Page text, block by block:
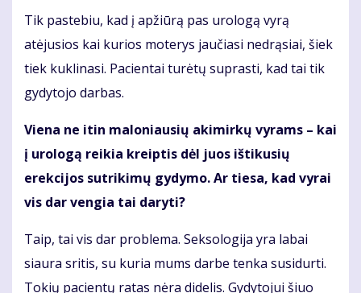
Tik pastebiu, kad į apžiūrą pas urologą vyrą
atėjusios kai kurios moterys jaučiasi nedrąsiai, šiek
tiek kuklinasi. Pacientai turėtų suprasti, kad tai tik
gydytojo darbas.
Viena ne itin maloniausių akimirkų vyrams – kai
į urologą reikia kreiptis dėl juos ištikusių
erekcijos sutrikimų gydymo. Ar tiesa, kad vyrai
vis dar vengia tai daryti?
Taip, tai vis dar problema. Seksologija yra labai
siaura sritis, su kuria mums darbe tenka susidurti.
Tokių pacientų ratas nėra didelis. Gydytojui šiuo